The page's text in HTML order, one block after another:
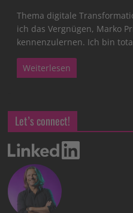
Thema digitale
ich das Vergnügen, Marko
kennenzulernen. Ich bin
Weiterlesen
Let’s connect!